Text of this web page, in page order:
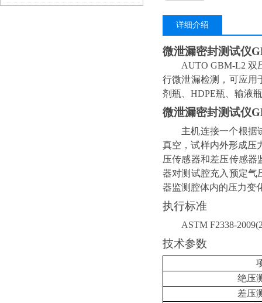
详细介绍
微泄漏密封测试仪
AUTO GBM-L2双
行微泄漏检测，可应用
剂瓶、 HDPE瓶、输液瓶
微泄漏密封测试仪
主机连接一个根据
真空，试样内外形成压
压传感器和差压传感器
器对测试腔充入预定气
器监测腔体内的压力变
执行标准
ASTM F2338-
技术参数
绝压
差压